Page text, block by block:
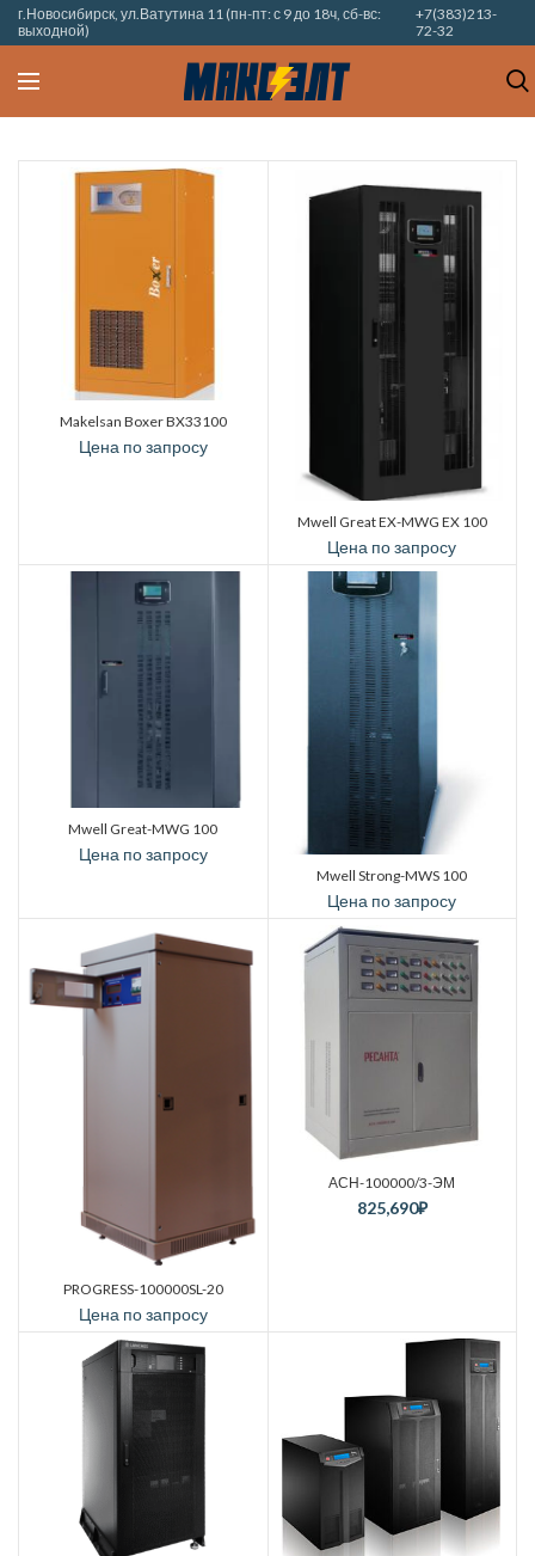
г.Новосибирск, ул.Ватутина 11 (пн-пт: с 9 до 18ч, сб-вс:
выходной)
+7(383)213-
72-32
Makelsan Boxer BX33100
Цена по запросу
Mwell Great EX-MWG EX 100
Цена по запросу
Mwell Great-MWG 100
Цена по запросу
Mwell Strong-MWS 100
Цена по запросу
PROGRESS-100000SL-20
Цена по запросу
АСН-100000/3-ЭМ
825,690₽